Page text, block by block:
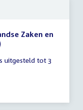
Zaken en
uitgesteld tot 3